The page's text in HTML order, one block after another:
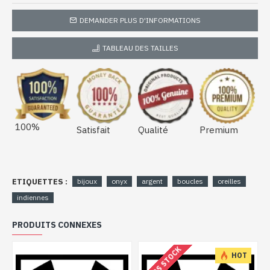
DEMANDER PLUS D'INFORMATIONS
TABLEAU DES TAILLES
100% Satisfait Qualité Premium
ETIQUETTES : bijoux onyx argent boucles
oreilles
indiennes
PRODUITS CONNEXES
HOT